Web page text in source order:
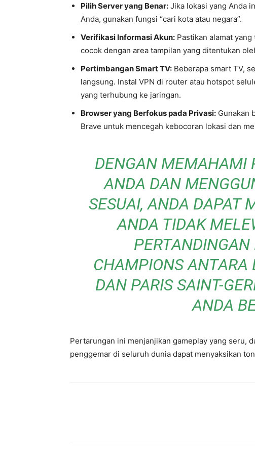
Pilih Server yang Benar: Jika lokasi yang Anda
Anda, gunakan fungsi “cari kota atau negara”.
Verifikasi Informasi Akun: Pastikan alamat
cocok dengan area tampilan yang ditentukan
Pertimbangan Smart TV: Beberapa smart TV,
langsung. Instal VPN di router atau hotspot
yang terhubung ke jaringan.
Browser yang Berfokus pada Privasi: Gunakan
Brave untuk mencegah kebocoran lokasi dan
DENGAN MEMAHAMI
ANDA DAN
SESUAI, ANDA DAPAT
ANDA TIDAK
CHAMPIONS ANTARA
DAN PARIS SAINT-
ANDA
Pertarungan ini menjanjikan gameplay yang seru,
penggemar di seluruh dunia dapat menyaksikan